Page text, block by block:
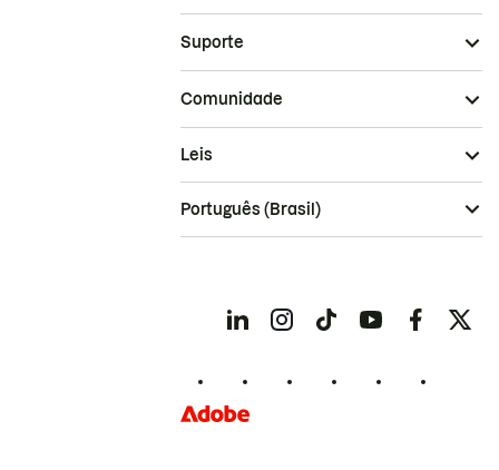
Suporte
Comunidade
Leis
Português (Brasil)